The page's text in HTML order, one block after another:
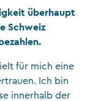
überhaupt
Schweiz
für mich eine
Ich bin
innerhalb der